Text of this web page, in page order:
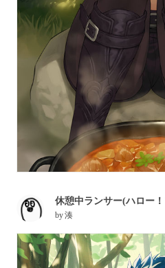
休憩中ランサー(ハロー
by湊